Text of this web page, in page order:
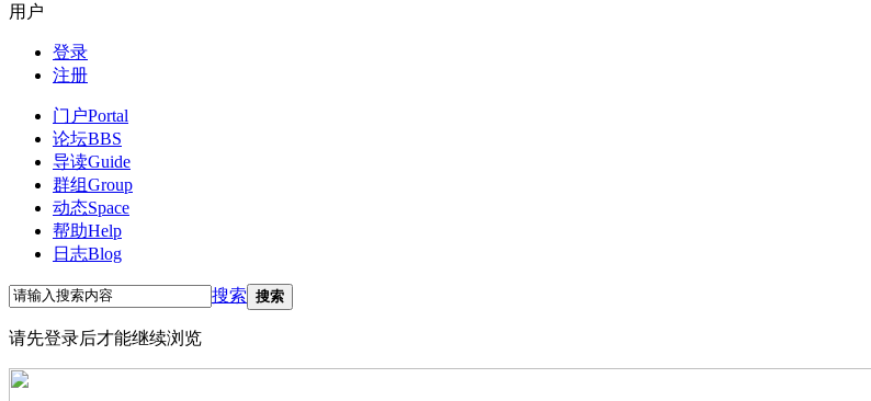
用户
登录
注册
门户Portal
论坛BBS
导读Guide
群组Group
动态Space
帮助Help
日志Blog
搜索 搜索
请先登录后才能继续浏览